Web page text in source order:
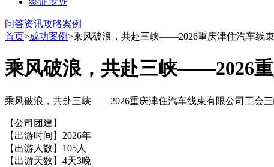
问答资讯攻略案例
首页>成功案例>乘风破浪，共赴三峡——2026重庆津住汽车线
乘风破浪，共赴三峡——2026
乘风破浪，共赴三峡——2026重庆津住汽车线束有限公司工会
【公司团建】
【出游时间】2026年
【出游人数】105人
【出游天数】4天3晚